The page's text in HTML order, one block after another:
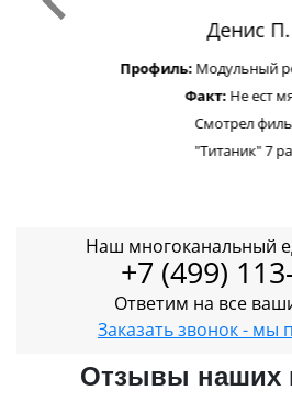
Денис П.
Профиль: Модульный
Факт: Не ест
Смотрел
"Титаник" 7
Наш многоканальный
+7 (499)
Ответим на все
Заказать звонок - мы
Отзывы наших